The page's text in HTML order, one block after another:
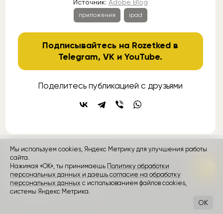
Источник: Adobe Blog
приложения ipad
Подписывайтесь на Rozetked в
Telegram,VK иYouTube.
Поделитесь публикацией с друзьями
контакты
Rozetked © 2026
Пользовательское соглашение
Мы используем cookies, Яндекс Метрику для улучшения работы
сайта.
Нажимая «ОК», ты принимаешь Политику обработки
персональных данных и даешь согласие на обработку
персональных данных с использованием файлов cookies,
системы Яндекс Метрика.
OK